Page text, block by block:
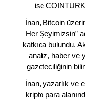
ise
İnan, Bitcoin
Her Şeyimizsin”
katkıda bulundu.
analiz, haber ve
gazeteciliğinin
İnan, yazarlık ve
kripto para